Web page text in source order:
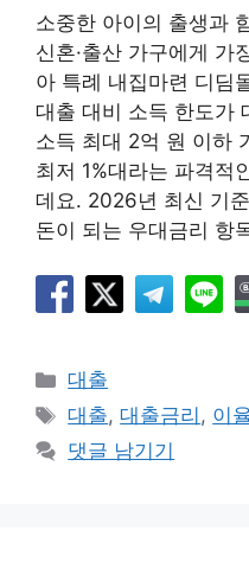
소중한 아이의 출생과
신혼·출산 가구에게 가
아 특례 내집마련 디딤
대출 대비 소득 한도가
소득 최대 2억 원 이하
최저 1%대라는 파격적
데요. 2026년 최신 기
돈이 되는 우대금리 항
카
테
리
대출
태
그
대출,대출금리 , 이
댓글 남기기